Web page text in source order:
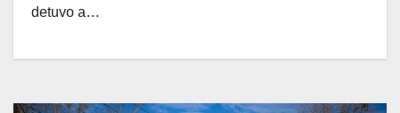
detuvo a…